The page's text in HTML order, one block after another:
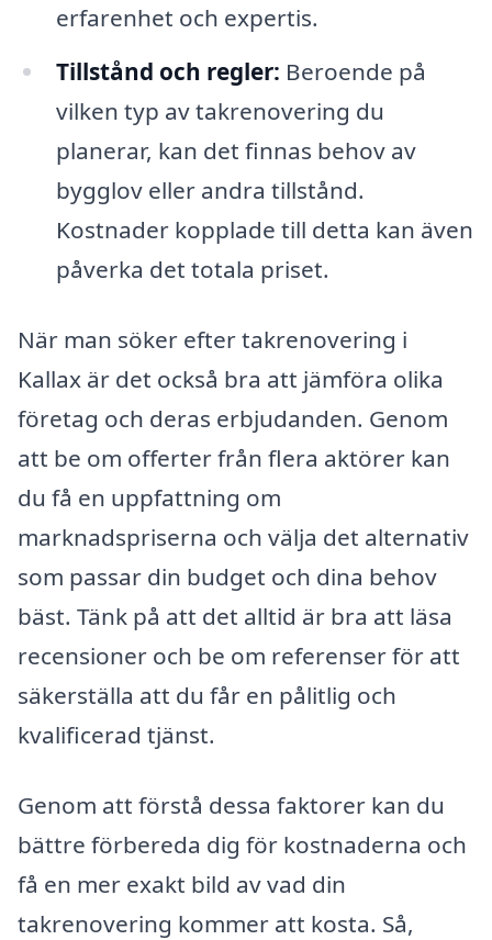
erfarenhet och expertis.
Tillstånd och regler: Beroende på
vilken typ av takrenovering du
planerar, kan det finnas behov av
bygglov eller andra tillstånd.
Kostnader kopplade till detta kan även
påverka det totala priset.
När man söker efter takrenovering i
Kallax är det också bra att jämföra olika
företag och deras erbjudanden. Genom
att be om offerter från flera aktörer kan
du få en uppfattning om
marknadspriserna och välja det alternativ
som passar din budget och dina behov
bäst. Tänk på att det alltid är bra att läsa
recensioner och be om referenser för att
säkerställa att du får en pålitlig och
kvalificerad tjänst.
Genom att förstå dessa faktorer kan du
bättre förbereda dig för kostnaderna och
få en mer exakt bild av vad din
takrenovering kommer att kosta. Så,